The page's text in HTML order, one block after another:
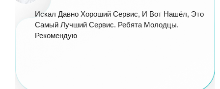
Искал Давно Хороший Сервис, И Вот Нашёл, Это
Самый Лучший Сервис. Ребята Молодцы.
Рекомендую